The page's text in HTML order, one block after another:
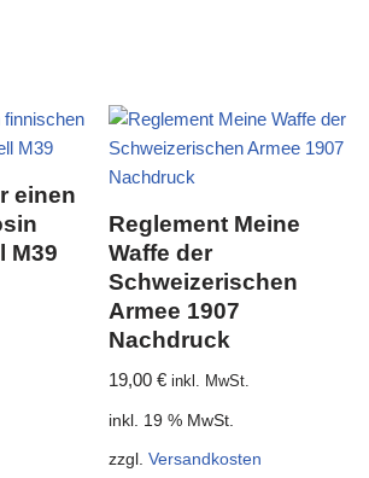
einen
M39
Reglement Meine
Waffe der
Schweizerischen
Armee 1907
Nachdruck
19,00€ inkl. MwSt.
inkl. 19 % MwSt.
zzgl.Versandkosten